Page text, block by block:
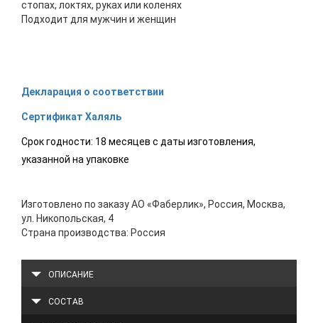
стопах, локтях, руках или коленях
Подходит для мужчин и женщин
Декларация о соответствии
Сертификат Халяль
Срок годности: 18 месяцев с даты изготовления,
указанной на упаковке
Изготовлено по заказу АО «Фаберлик», Россия, Москва,
ул. Никопольская, 4
Страна производства: Россия
ОПИСАНИЕ
СОСТАВ